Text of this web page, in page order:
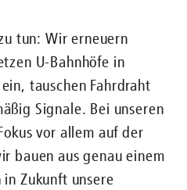
tun: Wir erneuern
U-Bahnhöfe in
tauschen Fahrdraht
Signale. Bei unseren
vor allem auf der
bauen aus genau einem
Zukunft unsere